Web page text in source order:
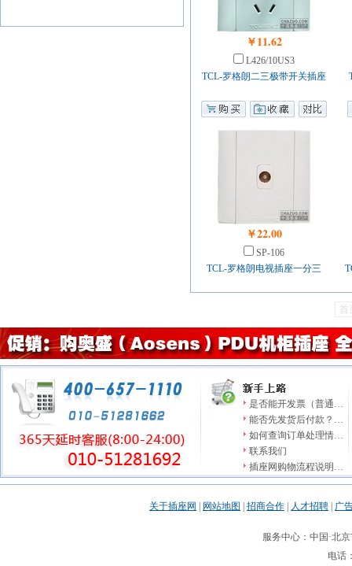
￥11.62
L426/10US3
TCL-罗格朗二三极带开关插座
￥22.00
SP-106
TCL-罗格朗电视插座一分三
首
是否能开发票（普通…
能否先发货后付款？…
如何查询订单处理情…
联系我们
插座网购物流程说明…
关于插座网 网站地图 招商合作 人才招聘 广
服务中心：中国·北
电话